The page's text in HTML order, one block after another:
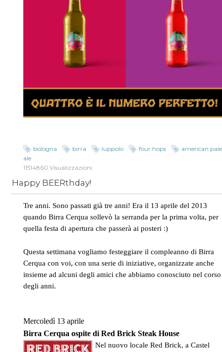
bologna birra luppolo four hops
american pale
ale
11514860 Visualizzazioni
Happy BEERthday!
Tre anni. Sono passati già tre anni! Era il 13 aprile del 2013
quando Birra Cerqua sollevò la serranda per la prima volta, per
quella festa di apertura che passerà ai posteri :)
Questa settimana vogliamo festeggiare il compleanno di Birra
Cerqua con voi, con una serie di iniziative, organizzate anche
insieme ad alcuni degli amici che abbiamo conosciuto nel corso
degli anni.
Mercoledì 13 aprile
Birra Cerqua ospite di Red Brick Steak House
Nel nuovo locale Red Brick, a Castel